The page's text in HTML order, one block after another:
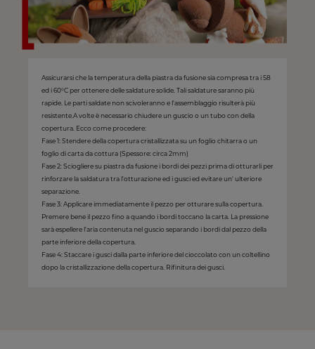
Assicurarsi che la temperatura della piastra da fusione sia compresa tra i 58
ed i 60°C per ottenere delle saldature solide. Tali saldature saranno più
rapide. Le parti saldate non scivoleranno e l'assemblaggio risulterà più
resistente.A volte è necessario chiudere un guscio o un tubo con della
copertura. Ecco come procedere:
Fase 1: Stendere della copertura cristallizzata su un foglio chitarra o un
foglio di carta da cottura (Spessore: circa 2mm)
Fase 2: Sciogliere su piastra da fusione i bordi dei pezzi prima di otturarli per
rinforzare la saldatura tra l'otturazione ed i gusci ed evitare un' ulteriore
separazione.
Fase 3: Applicare immediatamente il pezzo per otturare sulla copertura.
Premere bene il pezzo fino a quando i bordi toccano la carta. La pressione
sarà espellere l'aria contenuta nel guscio separando i bordi dal pezzo della
parte inferiore della copertura.
Fase 4: Staccare i gusci dalla parte inferiore del cioccolato con un coltellino
dopo la cristallizzazione della copertura. Rifinitura dei gusci.